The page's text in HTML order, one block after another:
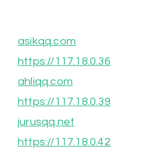
asikqq.com
https://117.18.0.36
ahliqq.com
https://117.18.0.39
jurusqq.net
https://117.18.0.42